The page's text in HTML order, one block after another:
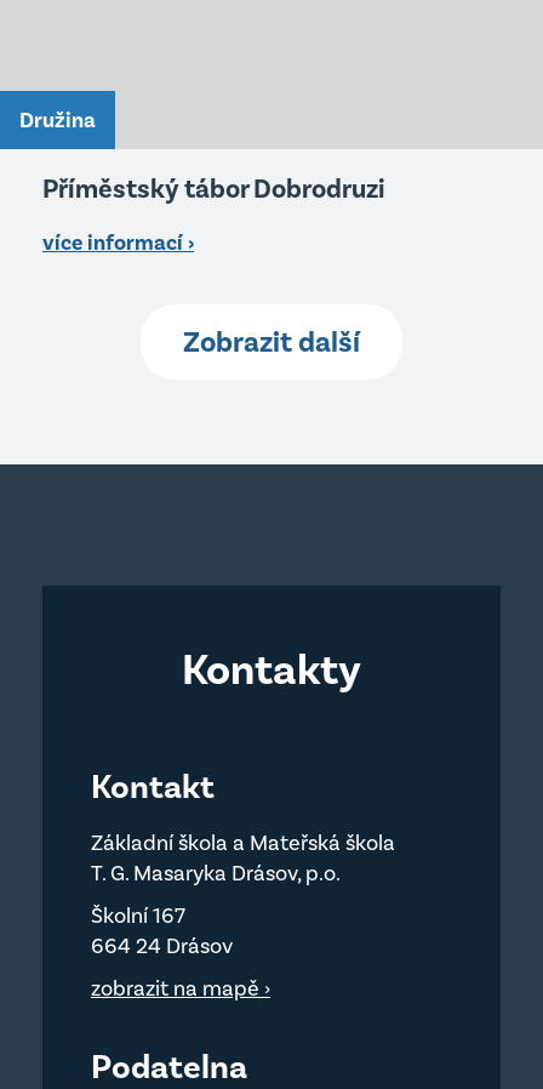
Družina
Příměstský tábor Dobrodruzi
více informací ›
Zobrazit další
Kontakty
Kontakt
Základní škola a Mateřská škola
T. G. Masaryka Drásov, p.o.
Školní 167
664 24 Drásov
zobrazit na mapě ›
Podatelna